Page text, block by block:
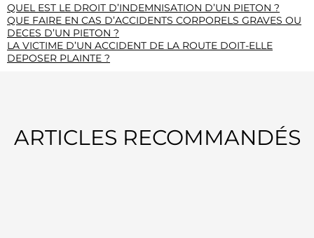
QUEL EST LE DROIT D’INDEMNISATION D’UN PIETON ?
QUE FAIRE EN CAS D’ACCIDENTS CORPORELS GRAVES OU
DECES D’UN PIETON ?
LA VICTIME D’UN ACCIDENT DE LA ROUTE DOIT-ELLE
DEPOSER PLAINTE ?
ARTICLES RECOMMANDÉS